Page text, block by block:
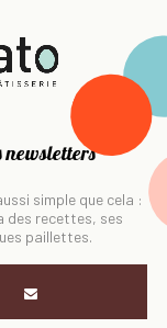
newsletters
simple que cela :
des recettes, ses
paillettes.